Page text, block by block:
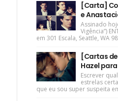
[Carta]
e
Assinado
Vigência”)
em 301 Escala, Seattle, WA
[Cartas
Hazel
Escrever
estrelas
que eu sou super suspeita